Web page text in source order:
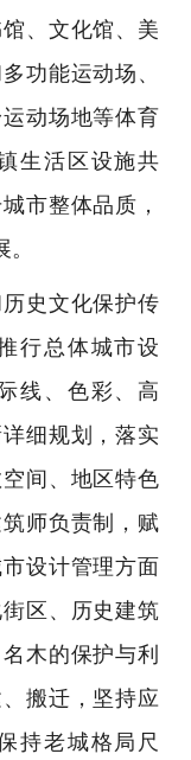
、文化馆、美
功能运动场、
动场地等体育
生活区设施共
市整体品质，
史文化保护传
行总体城市设
线、色彩、高
细规划，落实
间、地区特色
师负责制，赋
设计管理方面
区、历史建筑
木的保护与利
搬迁，坚持应
持老城格局尺